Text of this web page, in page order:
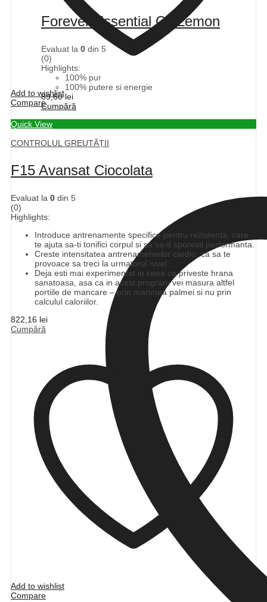
Forever Essential Oil Lemon
Evaluat la 0 din 5
(0)
Highlights:
100% pur
100% putere si energie
89,60lei
Cumpără
Add to wishlist
Compare
Quick View
CONTROLUL GREUTĂȚII
F15 Avansat Ciocolata
Evaluat la 0 din 5
(0)
Highlights:
Introduce antrenamente specifice pentru rezistenta, care
te ajuta sa-ti tonifici corpul si sa sa-ti sporesti performanta.
Creste intensitatea antrenamentelor cardio, ca sa te
provoace sa treci la urmatorul nivel.
Deja esti mai experimentat in ceea ce priveste hrana
sanatoasa, asa ca in acest program vei masura altfel
portiile de mancare – prin marimea palmei si nu prin
calculul caloriilor.
822,16 lei
Cumpără
Add to wishlist
Compare